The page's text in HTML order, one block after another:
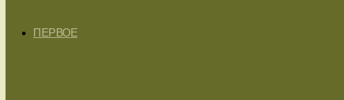
ПЕРВОЕ